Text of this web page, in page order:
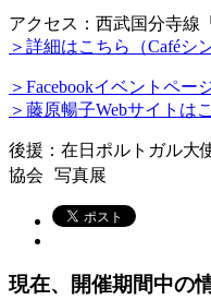
アクセス：西武国分寺線
＞詳細はこちら（Caféシ
＞Facebookイベントペー
＞藤原暢子Webサイトは
後援：在日ポルトガル大
協会 写真展
現在、開催期間中の